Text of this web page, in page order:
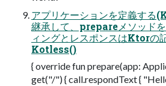
アプリケーションを定義す
継承して、prepareメソッド
ィングとレスポンスはKtor
Kotless()
{ override fun prepare(app:
get("/") { call.respondText {